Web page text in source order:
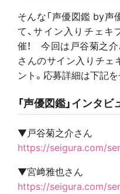
そんな「声優図鑑 by声
て、サイン入りチェ
催！ 今回は戸谷菊之介
さんのサイン入りチェ
ント。応募詳細は下記を
「声優図鑑」インタビ
▼戸谷菊之介さん
https://seigura.com/
▼宮﨑雅也さん
https://seigura.com/